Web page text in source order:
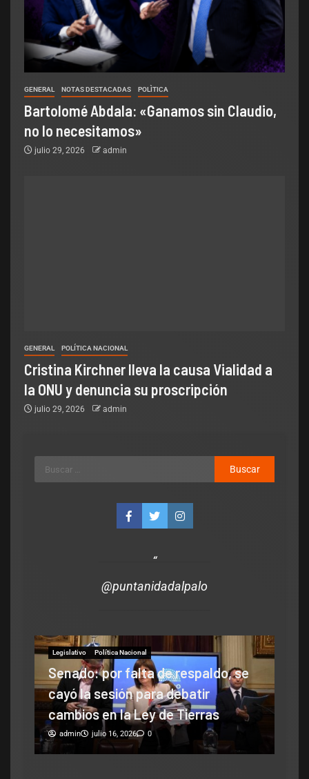
GENERAL NOTAS DESTACADAS POLÌTICA
Bartolomé Abdala: «Ganamos sin Claudio,
no lo necesitamos»
julio 29, 2026 admin
GENERAL POLÍTICA NACIONAL
Cristina Kirchner lleva la causa Vialidad a
la ONU y denuncia su proscripción
julio 29, 2026 admin
@puntanidadalpalo
Legislativo Notas Destacadas
Fernández respondió al Gobierno
por los biocombustibles y cruzó a
Poggi: «Nunca es tarde para
enmendar errores»